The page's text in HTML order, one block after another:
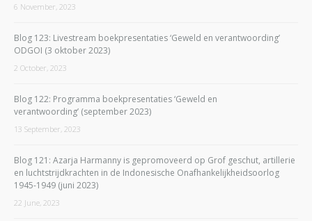
6 November, 2023
Blog 123: Livestream boekpresentaties ‘Geweld en verantwoording’
ODGOI (3 oktober 2023)
2 October, 2023
Blog 122: Programma boekpresentaties ‘Geweld en
verantwoording’ (september 2023)
13 September, 2023
Blog 121: Azarja Harmanny is gepromoveerd op Grof geschut, artillerie
en luchtstrijdkrachten in de Indonesische Onafhankelijkheidsoorlog
1945-1949 (juni 2023)
22 June, 2023